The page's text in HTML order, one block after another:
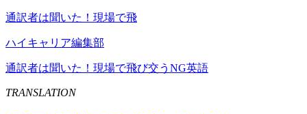
通訳者は聞いた！現場で飛
ハイキャリア編集部
通訳者は聞いた！現場で飛び交うNG英語
TRANSLATION